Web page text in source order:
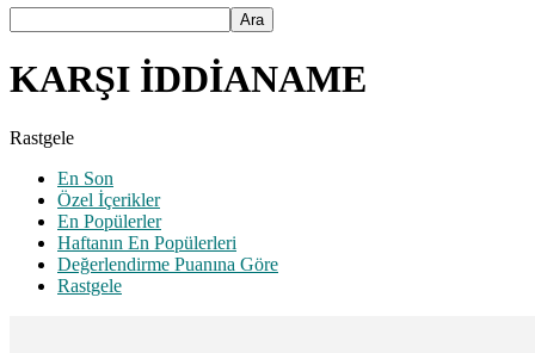
KARŞI İDDİANAME
Rastgele
En Son
Özel İçerikler
En Popülerler
Haftanın En Popülerleri
Değerlendirme Puanına Göre
Rastgele